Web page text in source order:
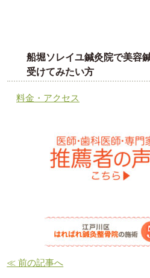
船堀ソレイユ鍼灸院で美容
受けてみたい方
料金・アクセス
≪ 前の記事へ